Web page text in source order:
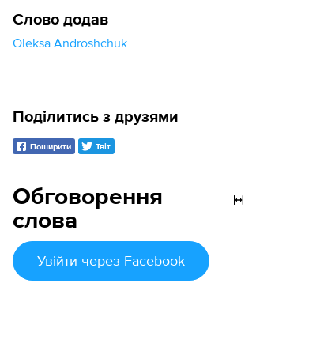
Слово додав
Oleksa Androshchuk
Обговорення
слова
Увійти через Facebook
Поділитись з друзями
Поширити Твіт